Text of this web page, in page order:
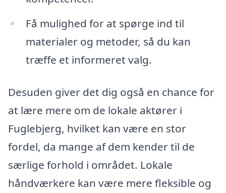
Få mulighed for at spørge ind til
materialer og metoder, så du kan
træffe et informeret valg.
Desuden giver det dig også en chance for
at lære mere om de lokale aktører i
Fuglebjerg, hvilket kan være en stor
fordel, da mange af dem kender til de
særlige forhold i området. Lokale
håndværkere kan være mere fleksible og